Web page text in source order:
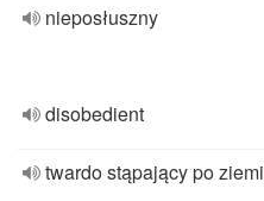
nieposłuszny
disobedient
twardo stąpający po ziemi